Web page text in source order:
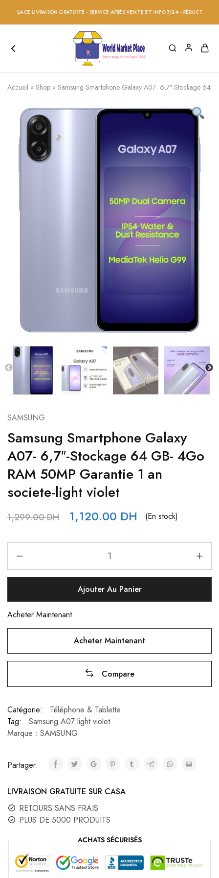
PLACE LIVRAISON GRATUITE - SERVICE APRÈS VENTE ET INFO 7/24 - RÉDUCTION 20%
Accueil » Shop » Samsung Smartphone Galaxy A07- 6,7″-Stockage 64
SAMSUNG
Samsung Smartphone Galaxy
A07- 6,7″-Stockage 64 GB- 4Go
RAM 50MP Garantie 1 an
societe-light violet
1,299.00DH 1,120.00 DH (En stock)
Ajouter Au Panier
Acheter Maintenant
Acheter Maintenant
Compare
Catégorie:
Téléphone & Tablette
Tag:
Samsung A07 light violet
Marque : SAMSUNG
Partager:
LIVRAISON GRATUITE SUR CASA
RETOURS SANS FRAIS
PLUS DE 5000 PRODUITS
ACHATS SÉCURISÉS